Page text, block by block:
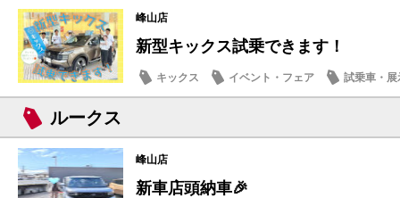
峰山店
新型キックス試乗できます！
キックス イベント・フェア
試乗車・展
スタッフ紹介
ルークス
峰山店
新車店頭納車🎉